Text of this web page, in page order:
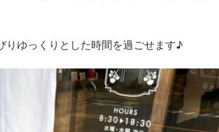
りゆっくりとした時間を過ごせます♪